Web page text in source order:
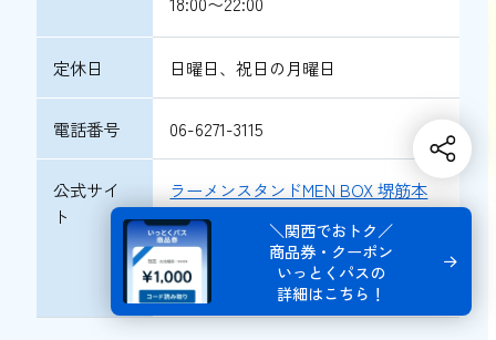
定休日 日曜日、祝日の月曜日
電話番号 06-6271-3115
公式サイ
ト
ラーメンスタンドMEN BOX 堺筋本
町店
ラーメンスタンドMEN BOX 堺筋本
町店（公式Instagram）
＼関西でおトク／
商品券・クーポン
いっとくパスの
詳細はこちら！